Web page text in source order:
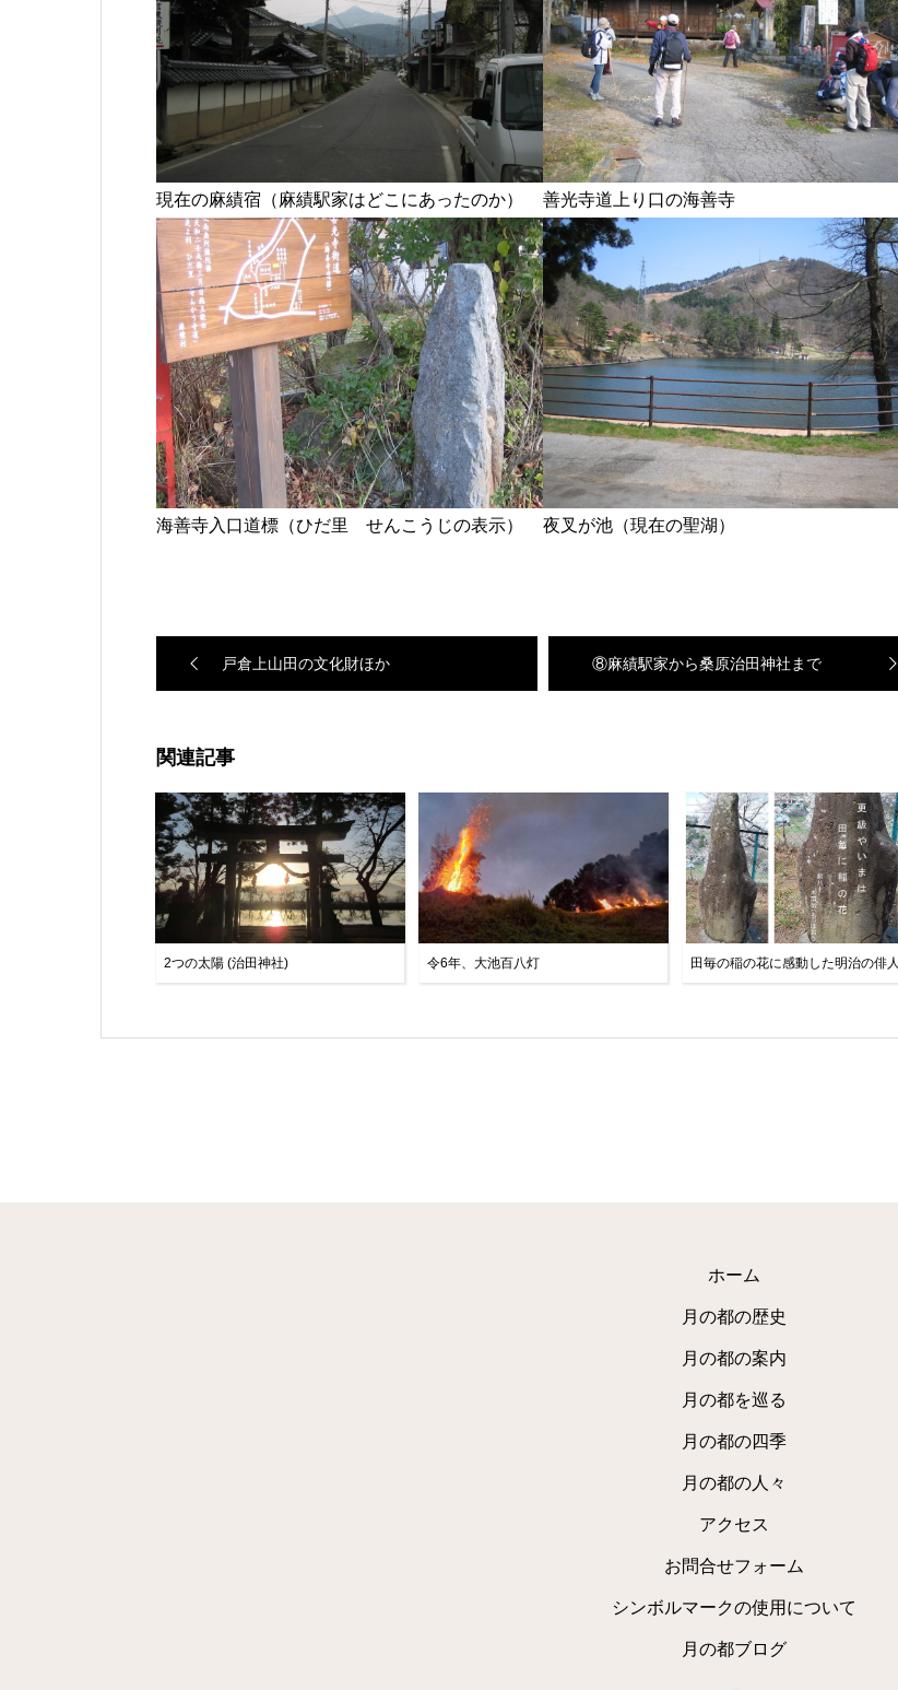
現在の麻績宿（麻績駅家はどこにあったのか） 善光寺道上り口の海善寺
海善寺入口道標（ひだ里 せんこうじの表示） 夜叉が池（現在の聖湖）
戸倉上山田の文化財ほか ⑧麻績駅家から桑原治田神社まで
関連記事
2つの太陽 (治田神社) 令6年、大池百八灯 田毎の稲の花に感動した明治の俳人
ホーム
月の都の歴史
月の都の案内
月の都を巡る
月の都の四季
月の都の人々
アクセス
お問合せフォーム
シンボルマークの使用について
月の都ブログ